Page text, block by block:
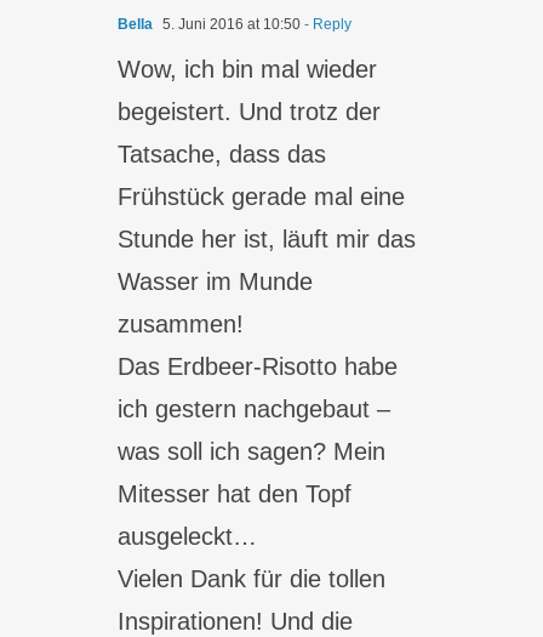
Bella 5. Juni 2016 at 10:50 - Reply
Wow, ich bin mal wieder
begeistert. Und trotz der
Tatsache, dass das
Frühstück gerade mal eine
Stunde her ist, läuft mir das
Wasser im Munde
zusammen!
Das Erdbeer-Risotto habe
ich gestern nachgebaut –
was soll ich sagen? Mein
Mitesser hat den Topf
ausgeleckt…
Vielen Dank für die tollen
Inspirationen! Und die